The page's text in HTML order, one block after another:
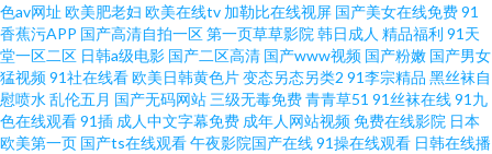
色av网址 欧美肥老妇 欧美在线tv 加勒比在线视屏 国产美女在线免费91
香蕉污APP 国产高清自拍一区第一页草草影院 韩日成人 精品福利 91天
堂一区二区 日韩a级电影 国产二区高清 国产www视频 国产粉嫩 国产男女
猛视频91社在线看欧美日韩黄色片变态另态另类2 91李宗精品 黑丝袜自
慰喷水 乱伦五月 国产无码网站 三级无毒免费青青草51 91丝袜在线91九
色在线观看91插 成人中文字幕免费 成年人网站视频免费在线影院 日本
欧美第一页 国产ts在线观看午夜影院国产在线91操在线观看 日韩在线播